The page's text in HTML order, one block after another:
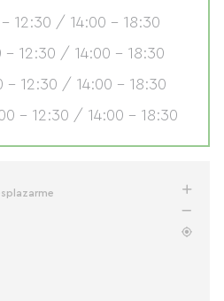
12:30 / 14:00 - 18:30
- 12:30 / 14:00 - 18:30
- 12:30 / 14:00 - 18:30
- 12:30 / 14:00 - 18:30